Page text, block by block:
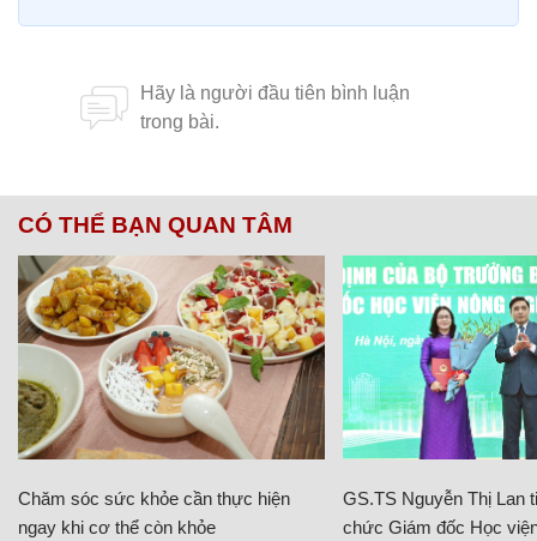
CÓ THỂ BẠN QUAN TÂM
Chăm sóc sức khỏe cần thực hiện
ngay khi cơ thể còn khỏe
GS.TS Nguyễn Thị Lan
chức Giám đốc Học